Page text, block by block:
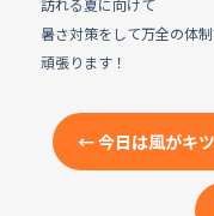
訪れる夏に向けて
暑さ対策をして万全の体
頑張ります！
←今日は風がキ